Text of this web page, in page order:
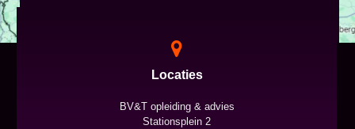
Locaties
BV&T opleiding & advies
Stationsplein 2